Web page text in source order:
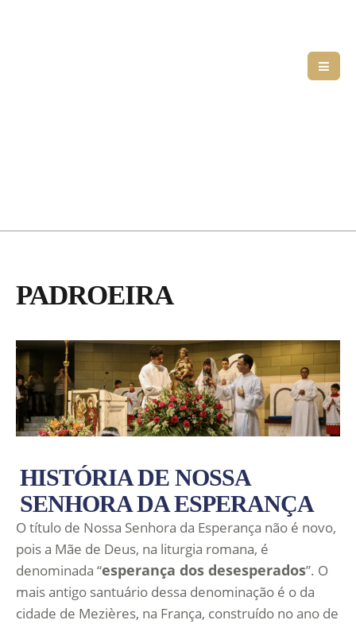
PADROEIRA
HISTÓRIA DE NOSSA
SENHORA DA ESPERANÇA
O título de Nossa Senhora da Esperança não é novo,
pois a Mãe de Deus, na liturgia romana, é
denominada “esperança dos desesperados”. O
mais antigo santuário dessa denominação é o da
cidade de Mezières, na França, construído no ano de